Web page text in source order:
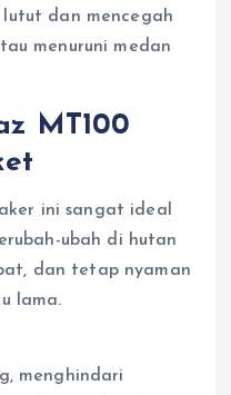
dan mencegah
menuruni medan
MT100
ini sangat ideal
ubah di hutan
dan tetap nyaman
lama.
menghindari